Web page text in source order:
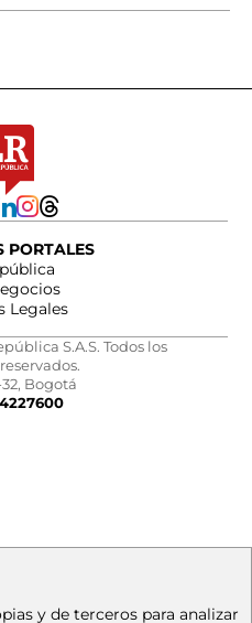
PORTALES
Legales
S.A.S. Todos los
32, Bogotá
y de terceros para analizar